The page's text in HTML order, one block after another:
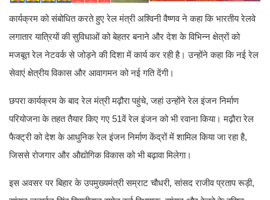
कार्यक्रम को संबोधित करते हुए रेल मंत्री अश्विनी वैष्णव ने कहा कि भारतीय रेलवे
लगातार यात्रियों की सुविधाओं को बेहतर बनाने और देश के विभिन्न क्षेत्रों को
मजबूत रेल नेटवर्क से जोड़ने की दिशा में कार्य कर रही है। उन्होंने कहा कि नई रेल
सेवाएं क्षेत्रीय विकास और आवागमन को नई गति देंगी।
छपरा कार्यक्रम के बाद रेल मंत्री मढ़ौरा पहुंचे, जहां उन्होंने रेल इंजन निर्माण
परियोजना के तहत तैयार किए गए 51वें रेल इंजन को भी रवाना किया। मढ़ौरा रेल
फैक्ट्री को देश के आधुनिक रेल इंजन निर्माण केंद्रों में शामिल किया जा रहा है,
जिससे रोजगार और औद्योगिक विकास को भी बढ़ावा मिलेगा।
इस अवसर पर बिहार के उपमुख्यमंत्री सम्राट चौधरी, सांसद राजीव प्रताप रूड़ी,